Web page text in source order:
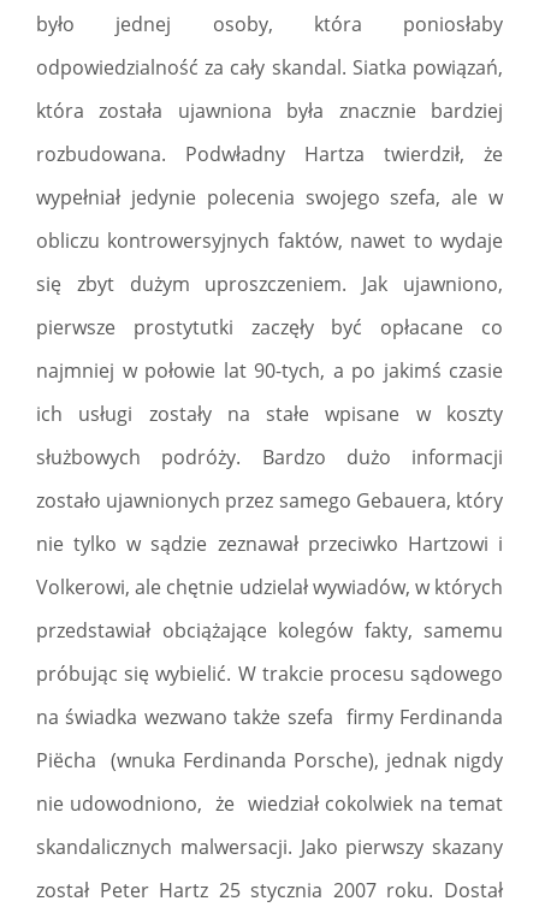
było jednej osoby, która poniosłaby
odpowiedzialność za cały skandal. Siatka powiązań,
która została ujawniona była znacznie bardziej
rozbudowana. Podwładny Hartza twierdził, że
wypełniał jedynie polecenia swojego szefa, ale w
obliczu kontrowersyjnych faktów, nawet to wydaje
się zbyt dużym uproszczeniem. Jak ujawniono,
pierwsze prostytutki zaczęły być opłacane co
najmniej w połowie lat 90-tych, a po jakimś czasie
ich usługi zostały na stałe wpisane w koszty
służbowych podróży. Bardzo dużo informacji
zostało ujawnionych przez samego Gebauera, który
nie tylko w sądzie zeznawał przeciwko Hartzowi i
Volkerowi, ale chętnie udzielał wywiadów, w których
przedstawiał obciążające kolegów fakty, samemu
próbując się wybielić. W trakcie procesu sądowego
na świadka wezwano także szefa firmy Ferdinanda
Piëcha (wnuka Ferdinanda Porsche), jednak nigdy
nie udowodniono, że wiedział cokolwiek na temat
skandalicznych malwersacji. Jako pierwszy skazany
został Peter Hartz 25 stycznia 2007 roku. Dostał